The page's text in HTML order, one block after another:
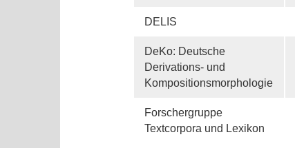
DELIS
DeKo: Deutsche
Derivations- und
Kompositionsmorphologie
Forschergruppe
Textcorpora und Lexikon